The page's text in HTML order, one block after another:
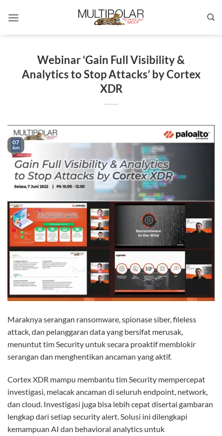
Webinar ‘Gain Full Visibility &
Analytics to Stop Attacks’ by Cortex
XDR
07
Jun
Maraknya serangan ransomware, spionase siber, fileless
attack, dan pelanggaran data yang bersifat merusak,
menuntut tim Security untuk secara proaktif memblokir
serangan dan menghentikan ancaman yang aktif.
Cortex XDR mampu membantu tim Security mempercepat
investigasi, melacak ancaman di seluruh endpoint, network,
dan cloud. Investigasi juga bisa lebih cepat disertai gambaran
lengkap dari setiap security alert. Solusi ini dilengkapi
kemampuan AI dan behavioral analytics untuk